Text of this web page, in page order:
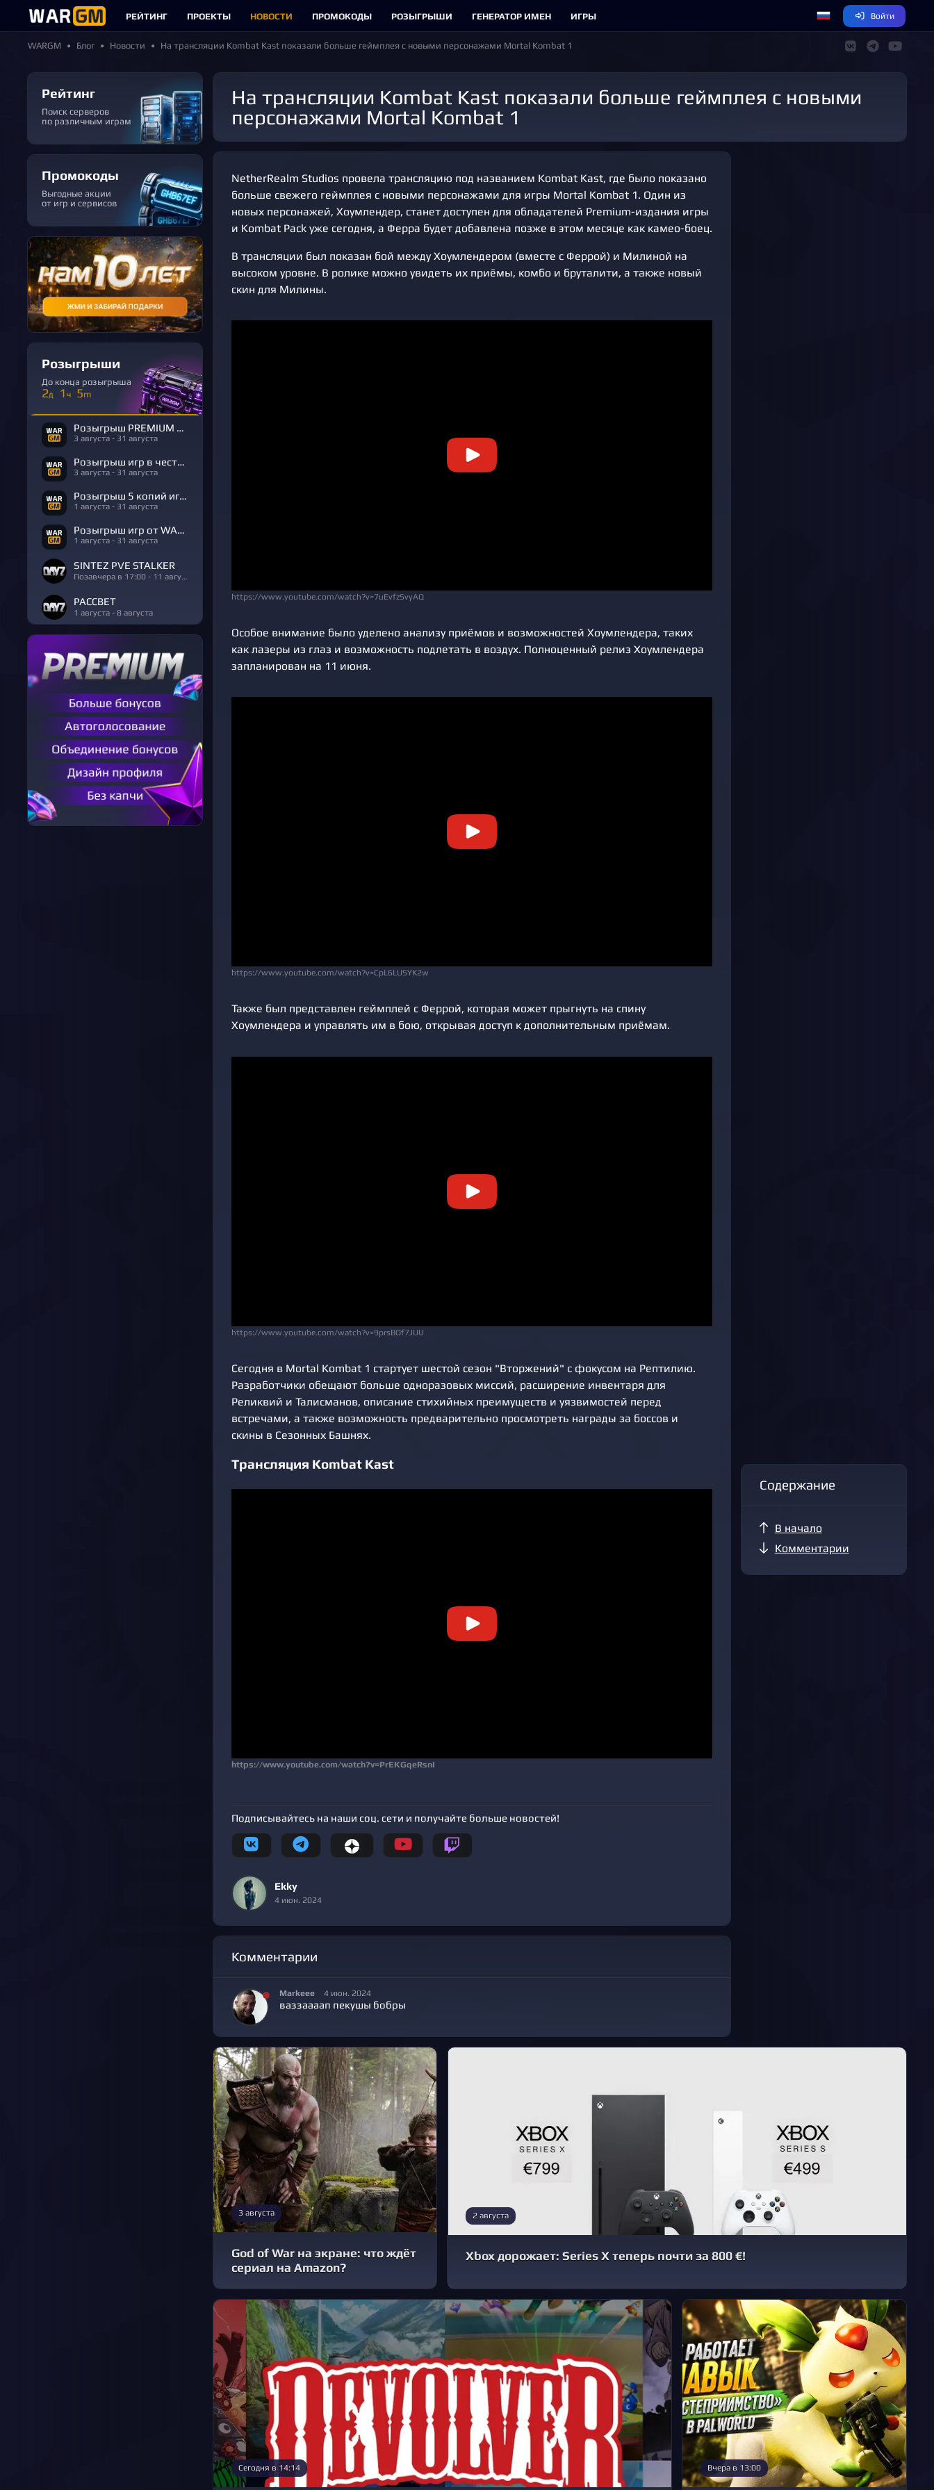
РЕЙТИНГ ПРОЕКТЫ НОВОСТИ ПРОМОКОДЫ РОЗЫГРЫШИ ГЕНЕРАТОР ИМЕН ИГРЫ Войти
WARGM Блог Новости На трансляции Kombat Kast показали больше геймплея с новыми персонажами Mortal Kombat 1
Рейтинг
Поиск серверов
по различным играм
Промокоды
Выгодные акции
от игр и сервисов
Розыгрыши
До конца розыгрыша
2д 1 ч 5m
Розыгрыш PREMIUM в честь Дня Рождения
3 августа - 31 августа
Розыгрыш игр в честь Дня Рождения
3 августа - 31 августа
Розыгрыш 5 копий игры R.E.P.O.
1 августа - 31 августа
Розыгрыш игр от WARGM
1 августа - 31 августа
SINTEZ PVE STALKER
Позавчера в 17:00 - 11 августа
РАССВЕТ
1 августа - 8 августа
На трансляции Kombat Kast показали больше геймплея с новыми
персонажами Mortal Kombat 1
NetherRealm Studios провела трансляцию под названием Kombat Kast, где было показано
больше свежего геймплея с новыми персонажами для игры Mortal Kombat 1. Один из
новых персонажей, Хоумлендер, станет доступен для обладателей Premium-издания игры
и Kombat Pack уже сегодня, а Ферра будет добавлена позже в этом месяце как камео-боец.
В трансляции был показан бой между Хоумлендером (вместе с Феррой) и Милиной на
высоком уровне. В ролике можно увидеть их приёмы, комбо и бруталити, а также новый
скин для Милины.
https://www.youtube.com/watch?v=7uEvfzSvyAQ
Особое внимание было уделено анализу приёмов и возможностей Хоумлендера, таких
как лазеры из глаз и возможность подлетать в воздух. Полноценный релиз Хоумлендера
запланирован на 11 июня.
https://www.youtube.com/watch?v=CpL6LUSYK2w
Также был представлен геймплей с Феррой, которая может прыгнуть на спину
Хоумлендера и управлять им в бою, открывая доступ к дополнительным приёмам.
https://www.youtube.com/watch?v=9prsBOf7JUU
Сегодня в Mortal Kombat 1 стартует шестой сезон "Вторжений" с фокусом на Рептилию.
Разработчики обещают больше одноразовых миссий, расширение инвентаря для
Реликвий и Талисманов, описание стихийных преимуществ и уязвимостей перед
встречами, а также возможность предварительно просмотреть награды за боссов и
скины в Сезонных Башнях.
Трансляция Kombat Kast
https://www.youtube.com/watch?v=PrEKGqeRsnI
Подписывайтесь на наши соц. сети и получайте больше новостей!
Ekky
4 июн. 2024
Комментарии
Markeee 4 июн. 2024
ваззаааап пекушы бобры
Содержание
В начало
Комментарии
3 августа
God of War на экране: что ждёт
сериал на Amazon?
2 августа
Xbox дорожает: Series X теперь почти за 800 €!
Сегодня в 14:14 Вчера в 13:00